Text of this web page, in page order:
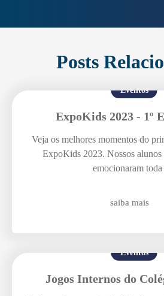
Posts
Eventos
ExpoKids 2023 - 1º
Veja os melhores momentos do
ExpoKids 2023. Nossos alunos
emocionaram toda
saiba mais
Eventos
Jogos Internos do